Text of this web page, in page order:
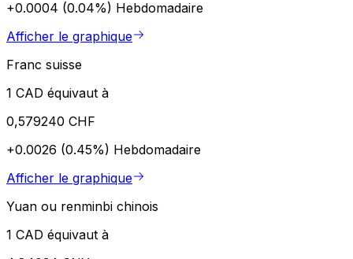
+0.0004 (0.04%) Hebdomadaire
Afficher le graphique
Franc suisse
1 CAD équivaut à
0,579240 CHF
+0.0026 (0.45%) Hebdomadaire
Afficher le graphique
Yuan ou renminbi chinois
1 CAD équivaut à